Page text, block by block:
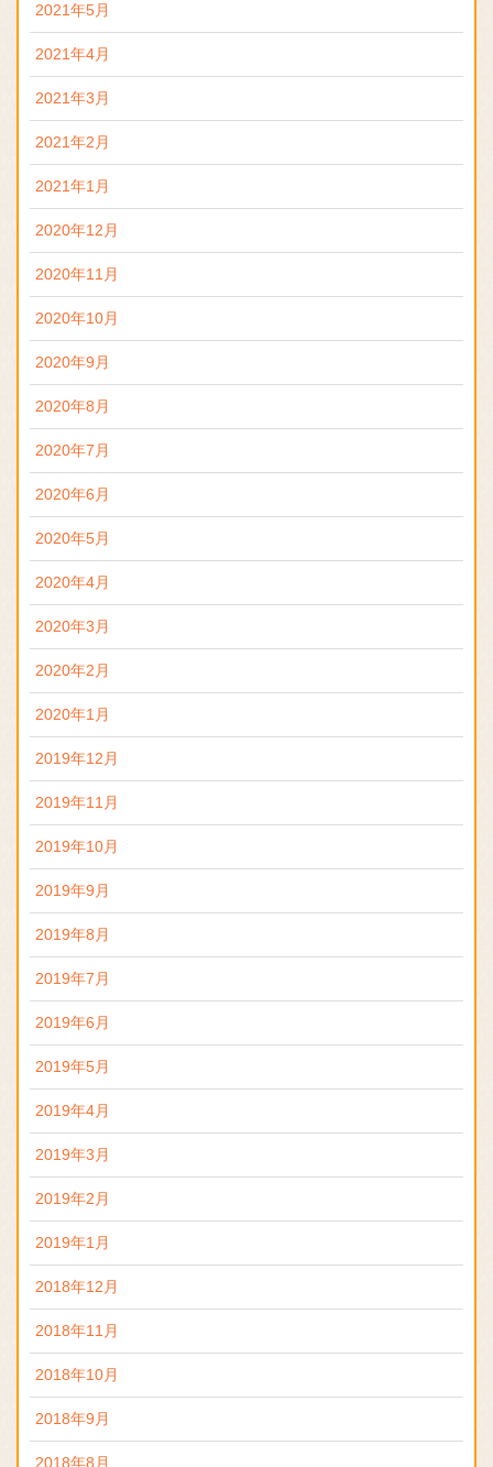
2021年5月
2021年4月
2021年3月
2021年2月
2021年1月
2020年12月
2020年11月
2020年10月
2020年9月
2020年8月
2020年7月
2020年6月
2020年5月
2020年4月
2020年3月
2020年2月
2020年1月
2019年12月
2019年11月
2019年10月
2019年9月
2019年8月
2019年7月
2019年6月
2019年5月
2019年4月
2019年3月
2019年2月
2019年1月
2018年12月
2018年11月
2018年10月
2018年9月
2018年8月